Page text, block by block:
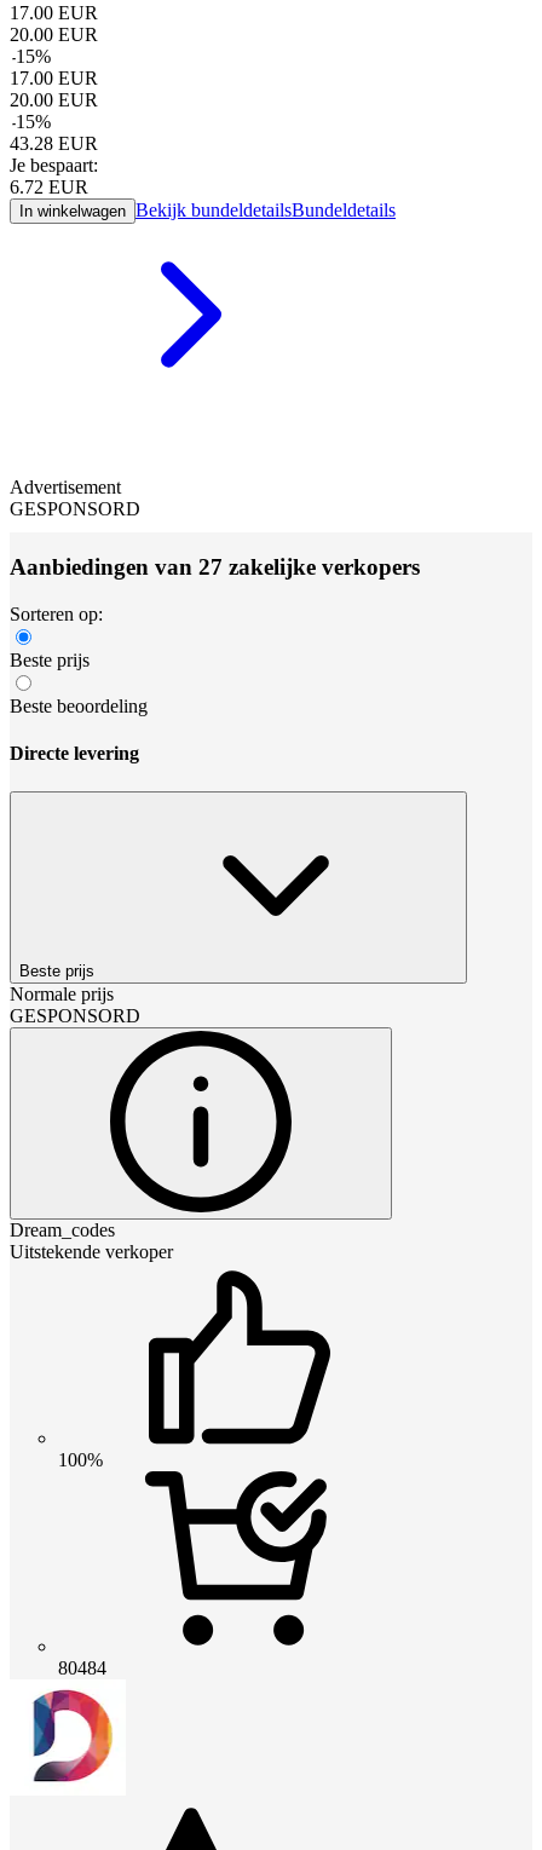
17.00 EUR
20.00 EUR
-15%
17.00 EUR
20.00 EUR
-15%
43.28 EUR
Je bespaart:
6.72 EUR
In winkelwagen Bekijk bundeldetailsBundeldetails
Advertisement
GESPONSORD
Aanbiedingen van 27 zakelijke verkopers
Sorteren op:
Beste prijs
Beste beoordeling
Directe levering
Beste prijs
Normale prijs
GESPONSORD
Dream_codes
Uitstekende verkoper
100%
80484